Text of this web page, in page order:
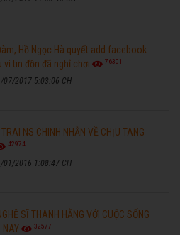
Hồ Ngọc Hà quyết add facebook
vì tin đồn đã nghỉ chơi
76301
07/2017 5:03:06 CH
TRAI NS CHINH NHẪN VỀ CHỊU TANG
42974
01/2016 1:08:47 CH
SĨ THANH HẰNG VỚI CUỘC SỐNG
NAY
32577